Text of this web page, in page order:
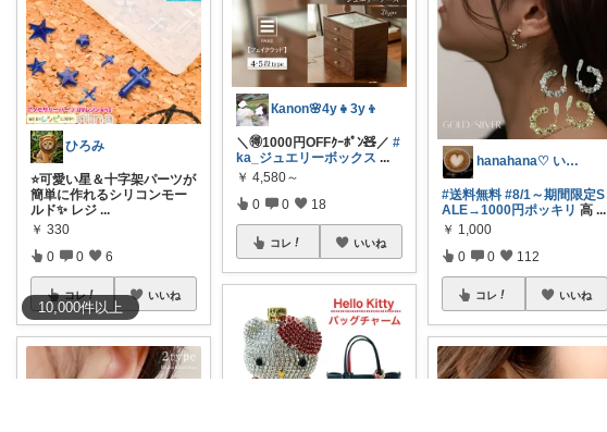
10,000件以上
ひろみ
⭐可愛い星＆十字架パーツが
簡単に作れるシリコンモー
ルド✨ レジ ...
￥ 330
0 0 6
コレ いいね
Кanon🌸4y👧3y👦
＼🉐1000円OFFｸｰﾎﾟﾝ🧸／#
ka_ジュエリーボックス ...
￥ 4,580～
0 0 18
コレ いいね
hanahana♡ いつもありがとう🙏
#送料無料 #8/1～期間限定S
ALE→1000円ポッキリ 高 ...
￥ 1,000
0 0 112
コレ いいね